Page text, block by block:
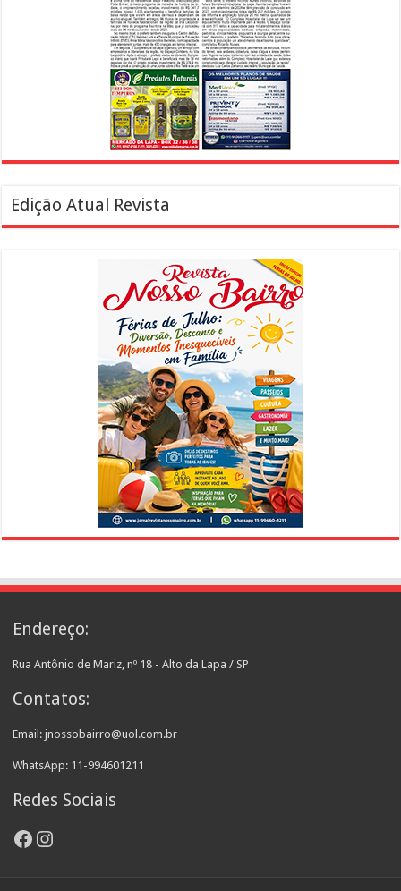
Edição Atual Revista
Endereço:
Rua Antônio de Mariz, nº 18 - Alto da Lapa / SP
Contatos:
Email: jnossobairro@uol.com.br
WhatsApp: 11-994601211
Redes Sociais
Facebook
Instagram